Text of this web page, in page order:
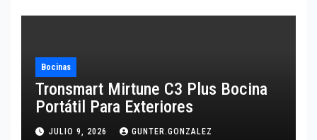
Bocinas
Tronsmart Mirtune C3 Plus Bocina
Portátil Para Exteriores
JULIO 9, 2026 GUNTER.GONZALEZ